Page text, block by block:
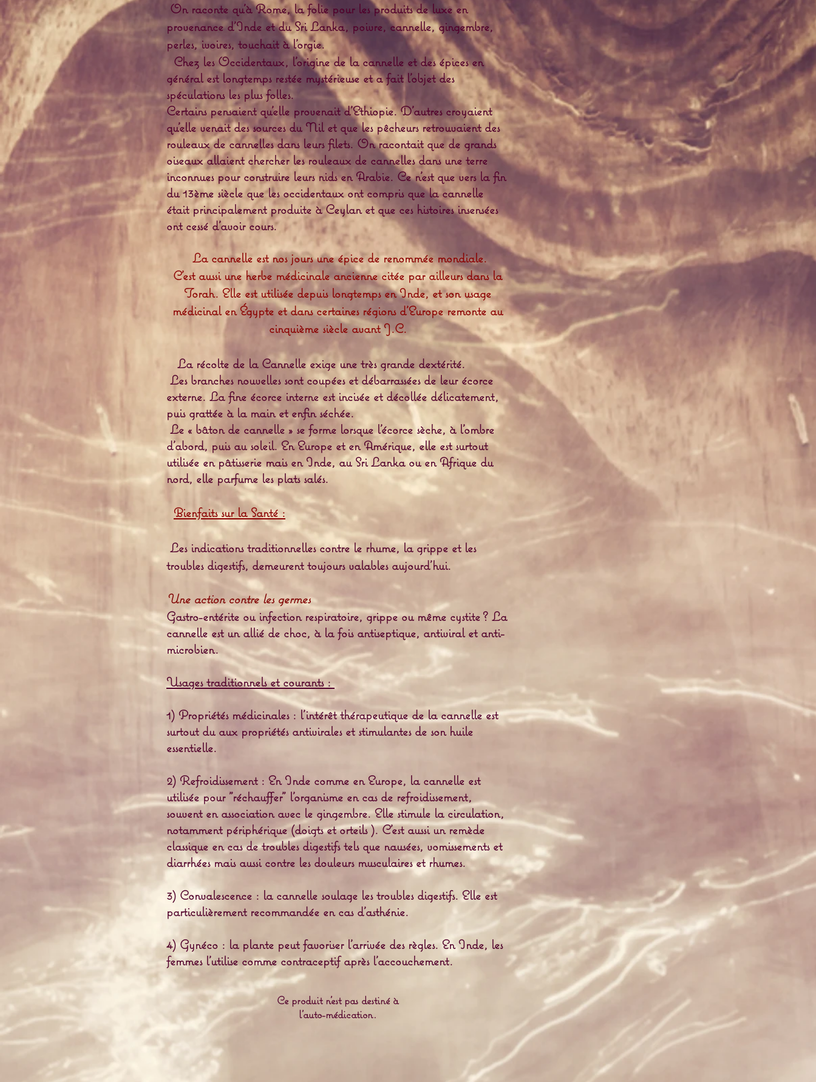
On raconte qu’à Rome, la folie pour les produits de luxe en
provenance d’Inde et du Sri Lanka, poivre, cannelle, gingembre,
perles, ivoires, touchait à l’orgie.
Chez les Occidentaux, l'origine de la cannelle et des épices en
général est longtemps restée mystérieuse et a fait l’objet des
spéculations les plus folles.
Certains pensaient qu'elle provenait d'Ethiopie. D'autres croyaient
qu'elle venait des sources du Nil et que les pêcheurs retrouvaient des
rouleaux de cannelles dans leurs filets. On racontait que de grands
oiseaux allaient chercher les rouleaux de cannelles dans une terre
inconnues pour construire leurs nids en Arabie. Ce n'est que vers la fin
du 13ème siècle que les occidentaux ont compris que la cannelle
était principalement produite à Ceylan et que ces histoires insensées
ont cessé d'avoir cours.
La cannelle est nos jours une épice de renommée mondiale.
C'est aussi une herbe médicinale ancienne citée par ailleurs dans la
Torah. Elle est utilisée depuis longtemps en Inde, et son usage
médicinal en Égypte et dans certaines régions d'Europe remonte au
cinquième siècle avant J.C.
La récolte de la Cannelle exige une très grande dextérité.
Les branches nouvelles sont coupées et débarrassées de leur écorce
externe. La fine écorce interne est incisée et décollée délicatement,
puis grattée à la main et enfin séchée.
Le « bâton de cannelle » se forme lorsque l’écorce sèche, à l’ombre
d’abord, puis au soleil. En Europe et en Amérique, elle est surtout
utilisée en pâtisserie mais en Inde, au Sri Lanka ou en Afrique du
nord, elle parfume les plats salés.
Bienfaits sur la Santé :
Les indications traditionnelles contre le rhume, la grippe et les
troubles digestifs, demeurent toujours valables aujourd'hui.
Une action contre les germes
Gastro-entérite ou infection respiratoire, grippe ou même cystite ? La
cannelle est un allié de choc, à la fois antiseptique, antiviral et anti-
microbien.
Usages traditionnels et courants :
1) Propriétés médicinales : l'intérêt thérapeutique de la cannelle est
surtout du aux propriétés antivirales et stimulantes de son huile
essentielle.
2) Refroidissement : En Inde comme en Europe, la cannelle est
utilisée pour "réchauffer" l'organisme en cas de refroidissement,
souvent en association avec le gingembre. Elle stimule la circulation,
notamment périphérique (doigts et orteils ). C'est aussi un remède
classique en cas de troubles digestifs tels que nausées, vomissements et
diarrhées mais aussi contre les douleurs musculaires et rhumes.
3) Convalescence : la cannelle soulage les troubles digestifs. Elle est
particulièrement recommandée en cas d'asthénie.
4) Gynéco : la plante peut favoriser l'arrivée des règles. En Inde, les
femmes l'utilise comme contraceptif après l'accouchement.
Ce produit n'est pas destiné à
l'auto-médication.